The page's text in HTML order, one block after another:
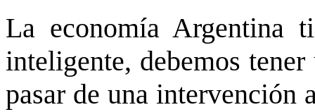
La economía Argentina
inteligente, debemos
pasar de una intervención